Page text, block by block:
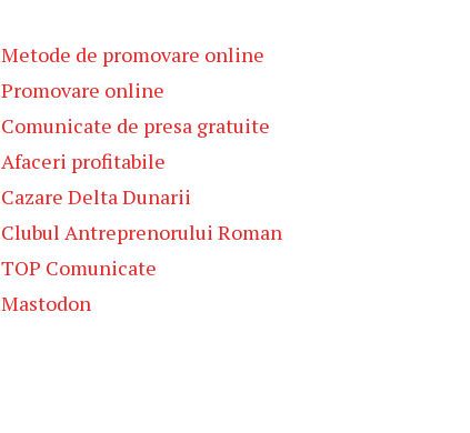
Metode de promovare online
Promovare online
Comunicate de presa gratuite
Afaceri profitabile
Cazare Delta Dunarii
Clubul Antreprenorului Roman
TOP Comunicate
Mastodon